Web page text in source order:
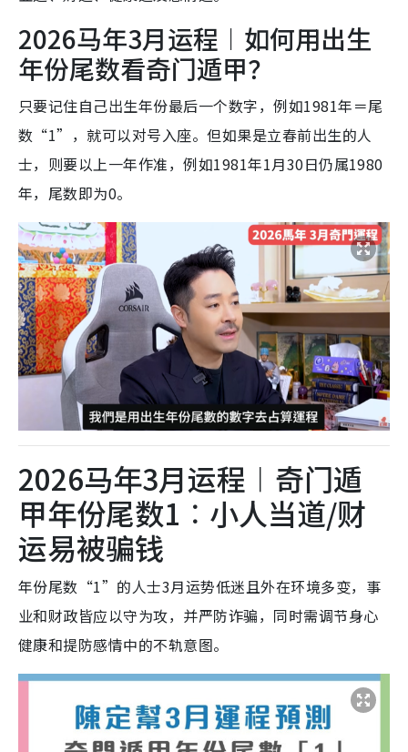
2026马年3月运程︱如何用出生
年份尾数看奇门遁甲？
只要记住自己出生年份最后一个数字，例如1981年＝尾
数“1”，就可以对号入座。但如果是立春前出生的人
士，则要以上一年作准，例如1981年1月30日仍属1980
年，尾数即为0。
2026马年3月运程︱奇门遁
甲年份尾数1︰小人当道/财
运易被骗钱
年份尾数“1”的人士3月运势低迷且外在环境多变，事
业和财政皆应以守为攻，并严防诈骗，同时需调节身心
健康和提防感情中的不轨意图。